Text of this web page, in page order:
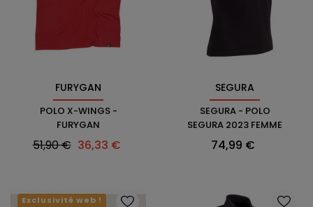
FURYGAN
POLO X-WINGS -
FURYGAN
Prix
51,90 € Prix
36,33 €
SEGURA
SEGURA - POLO
SEGURA 2023 FEMME
Prix
74,99 €
Exclusivité web !